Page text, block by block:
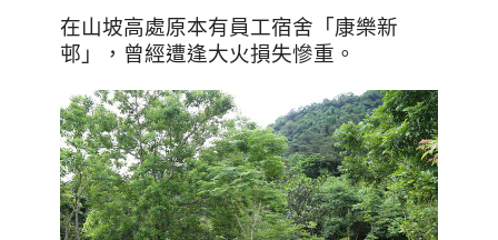
在山坡高處原本有員工宿舍「康樂新
邨」，曾經遭逢大火損失慘重。